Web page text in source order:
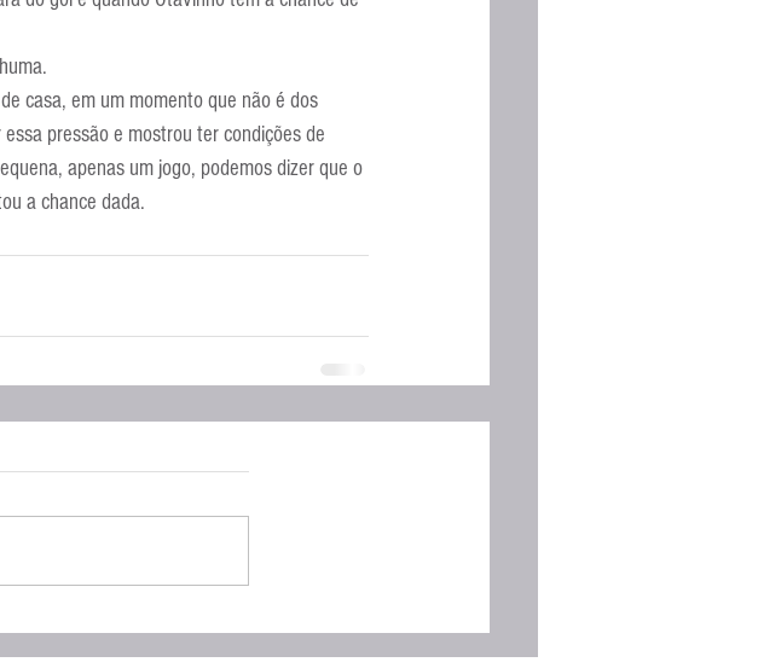
casa, em um momento que não é dos
pressão e mostrou ter condições de
apenas um jogo, podemos dizer que o
a chance dada.